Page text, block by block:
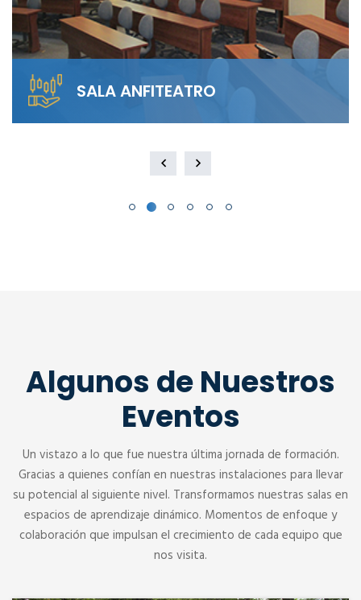
SALA ANFITEATRO
Alquila nuestra Sala Anfiteatro para 40
personas. El diseño escalonado garantiza
Algunos de Nuestros
Eventos
Un vistazo a lo que fue nuestra última jornada de formación.
Gracias a quienes confían en nuestras instalaciones para llevar
su potencial al siguiente nivel. Transformamos nuestras salas en
espacios de aprendizaje dinámico. Momentos de enfoque y
colaboración que impulsan el crecimiento de cada equipo que
nos visita.